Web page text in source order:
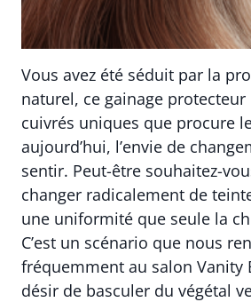
Vous avez été séduit par la
naturel, ce gainage protecteur
cuivrés uniques que procure
aujourd’hui, l’envie de
sentir. Peut-être souhaitez-
changer radicalement de
une uniformité que seule la
C’est un scénario que nous
fréquemment au salon Vanity
désir de basculer du végétal